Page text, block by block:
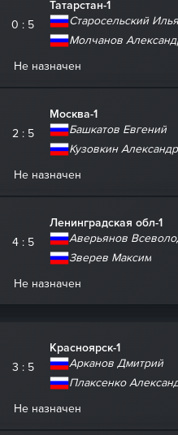
0 : 5
Татарстан-1
Старосельский Илья
Молчанов
Не назначен
2 : 5
Москва-1
Башкатов Евгений
Кузовкин Александр
Не назначен
4 : 5
Ленинградская обл-1
Аверьянов
Зверев Максим
Не назначен
3 : 5
Красноярск-1
Арканов Дмитрий
Плаксенко
Не назначен